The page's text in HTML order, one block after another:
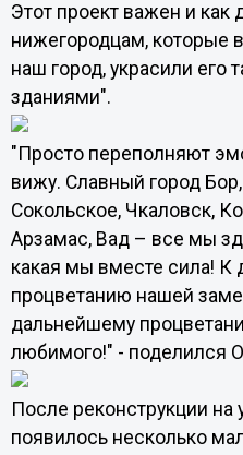
Этот проект важен и как
нижегородцам, которые
наш город, украсили его
зданиями".
"Просто переполняют
вижу. Славный город
Сокольское, Чкаловск,
Арзамас, Вад – все мы
какая мы вместе сила! К
процветанию нашей
дальнейшему
любимого!" - поделился
После реконструкции
появилось несколько